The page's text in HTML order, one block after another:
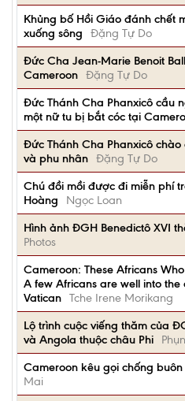
Khủng bố Hồi Giáo đánh chết
xuống sông
Đặng Tự Do
Đức Cha Jean-Marie Benoit
Cameroon Đặng Tự Do
Đức Thánh Cha Phanxicô cầu
một nữ tu bị bắt cóc tại
Đức Thánh Cha Phanxicô
và phu nhân Đặng Tự Do
Chú đồi mồi được đi miễn phí
Hoàng
Ngọc Loan
Hình ảnh ĐGH Benedictô XVI
Photos
Cameroon: These Africans
A few Africans are well into the
Vatican Tche Irene Morikang
Lộ trình cuộc viếng thăm của
và Angola thuộc châu Phi
Cameroon kêu gọi chống
Mai